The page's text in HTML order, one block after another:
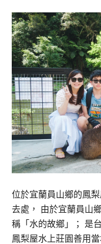
位於宜蘭員山鄉的鳳
去處， 由於宜蘭員山
稱「水的故鄉」； 是
鳳梨屋水上莊園善用